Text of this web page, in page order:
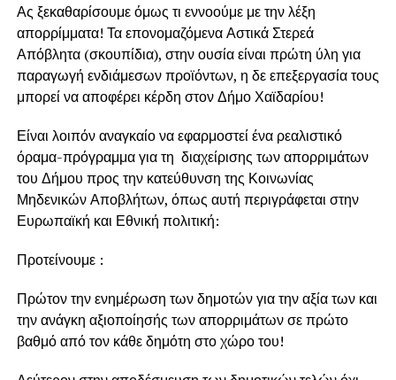
Ας ξεκαθαρίσουμε όμως τι εννοούμε με την λέξη
απορρίμματα! Τα επονομαζόμενα Αστικά Στερεά
Απόβλητα (σκουπίδια), στην ουσία είναι πρώτη ύλη για
παραγωγή ενδιάμεσων προϊόντων, η δε επεξεργασία τους
μπορεί να αποφέρει κέρδη στον Δήμο Χαϊδαρίου!
Είναι λοιπόν αναγκαίο να εφαρμοστεί ένα ρεαλιστικό
όραμα-πρόγραμμα για τη διαχείρισης των απορριμάτων
του Δήμου προς την κατεύθυνση της Κοινωνίας
Μηδενικών Αποβλήτων, όπως αυτή περιγράφεται στην
Ευρωπαϊκή και Εθνική πολιτική:
Προτείνουμε :
Πρώτον την ενημέρωση των δημοτών για την αξία των και
την ανάγκη αξιοποίησής των απορριμάτων σε πρώτο
βαθμό από τον κάθε δημότη στο χώρο του!